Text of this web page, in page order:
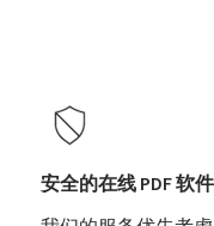
安全的在线 PDF 软件